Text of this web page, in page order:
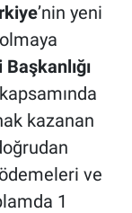
’nin yeni
kazanan
ödemeleri ve
1